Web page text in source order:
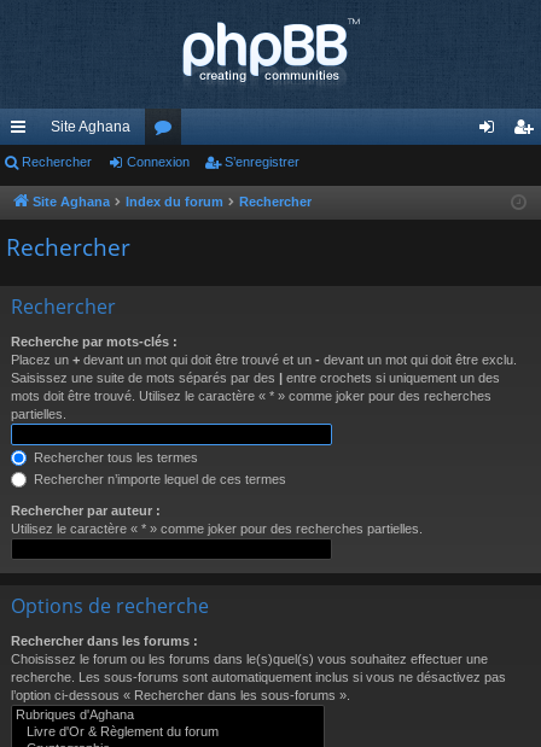
cc
ès
ra
de
Site Aghana
or
u nr
Rechercher Connexion S’enregistrer
Site Aghana Index du forum Rechercher
Rechercher
Rechercher
Recherche par mots-clés :
Placez un + devant un mot qui doit être trouvé et un - devant un mot qui doit être exclu.
Saisissez une suite de mots séparés par des | entre crochets si uniquement un des
mots doit être trouvé. Utilisez le caractère « * » comme joker pour des recherches
partielles.
Rechercher tous les termes
Rechercher n’importe lequel de ces termes
Rechercher par auteur :
Utilisez le caractère « * » comme joker pour des recherches partielles.
Options de recherche
Rechercher dans les forums :
Choisissez le forum ou les forums dans le(s)quel(s) vous souhaitez effectuer une
recherche. Les sous-forums sont automatiquement inclus si vous ne désactivez pas
l’option ci-dessous « Rechercher dans les sous-forums ».